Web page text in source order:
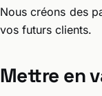
Nous créons des
vos futurs clients.
Mettre en